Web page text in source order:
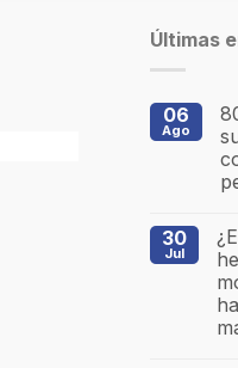
Últimas
06
Ago
30
Jul